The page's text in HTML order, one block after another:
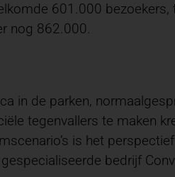
601.000
nog 862.000.
in de parken,
tegenvallers te maken
is het
bedrijf